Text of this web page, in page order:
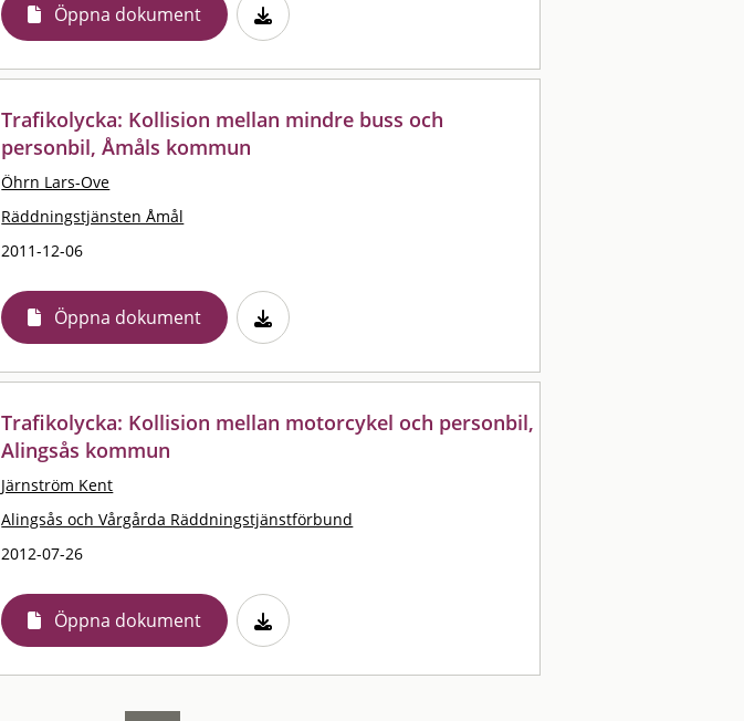
Öppna dokument
Trafikolycka: Kollision mellan mindre buss och
personbil, Åmåls kommun
Öhrn Lars-Ove
Räddningstjänsten Åmål
2011-12-06
Öppna dokument
Trafikolycka: Kollision mellan motorcykel och personbil,
Alingsås kommun
Järnström Kent
Alingsås och Vårgårda Räddningstjänstförbund
2012-07-26
Öppna dokument